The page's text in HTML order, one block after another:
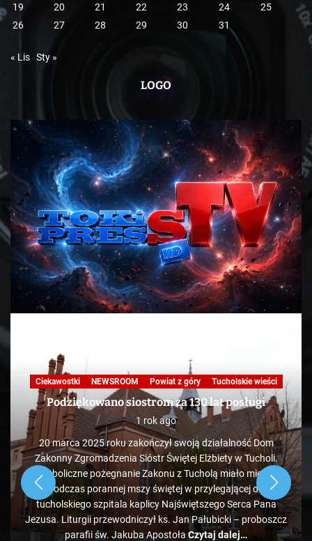
19
20 21 22 23 24
25
26
27 28 29 30 31
« Lis Sty »
LOGO
Ciekawostki NEWSROOM Powiat z góry Tucholskie wieści
Podziękowano siostrom za 130 lat posługi
1 rok ago
20 marca 2025 roku zakończył swoją działalność Dom
Zakonny Zgromadzenia Sióstr Świętej Elżbiety w Tucholi.
Symboliczne pożegnanie Zakonu z Tucholą miało miejsce
podczas porannej mszy świętej w przylegającej do
tucholskiego szpitala kaplicy Najświętszego Serca Pana
Jezusa. Liturgii przewodniczył ks. Jan Pałubicki – proboszcz
parafii św. Jakuba ApostołaCzytaj dalej…